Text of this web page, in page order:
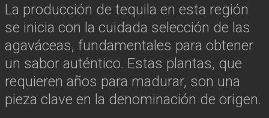
La producción de tequila en esta región
se inicia con la cuidada selección de las
agaváceas, fundamentales para obtener
un sabor auténtico. Estas plantas, que
requieren años para madurar, son una
pieza clave en la denominación de origen.